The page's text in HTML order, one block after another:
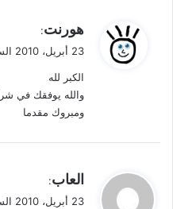
ي
ق
ل
هورنت:
23 أبريل، 2010 الساعة 6:47 م
الكبر لله
والله يوفقك في
ومبروك مقدما
ي
ق
العاب:
23 أبريل، 2010 الساعة 6:34 م